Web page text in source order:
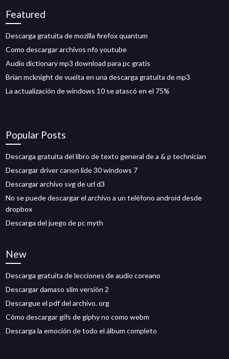
Featured
Descarga gratuita de mozilla firefox quantum
Como descargar archivos nfo youtube
Audio dictionary mp3 download para pc gratis
Brian mcknight de vuelta en una descarga gratuita de mp3
La actualización de windows 10 se atascó en el 75%
Popular Posts
Descarga gratuita del libro de texto general de a & p technician
Descargar driver canon lide 30 windows 7
Descargar archivo svg de url d3
No se puede descargar el archivo a un teléfono android desde
dropbox
Descarga del juego de pc myth
New
Descarga gratuita de lecciones de audio coreano
Descargar damaso slim versión 2
Descargue el pdf del archivo. org
Cómo descargar gifs de giphy no como webm
Descarga la emoción de todo el álbum completo